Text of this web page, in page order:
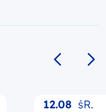
Poprzedni
12.08 śR.